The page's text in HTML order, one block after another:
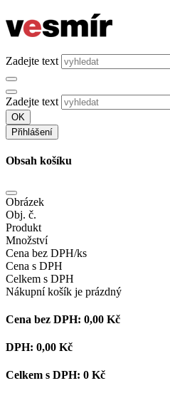
Zadejte text
Zadejte text
OK
Přihlášení
Obsah košíku
Obrázek
Obj. č.
Produkt
Množství
Cena bez DPH/ks
Cena s DPH
Celkem s DPH
Nákupní košík je prázdný
Cena bez DPH: 0,00 Kč
DPH: 0,00 Kč
Celkem s DPH: 0 Kč